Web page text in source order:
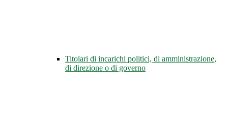
Titolari di incarichi politici, di amministrazione,
di direzione o di governo